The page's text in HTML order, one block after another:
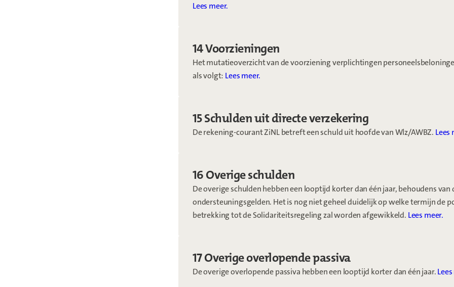
Lees meer.
14 Voorzieningen
Het mutatieoverzicht van de voorziening verplichtingen
als volgt: Lees meer.
15 Schulden uit directe verzekering
De rekening-courant ZiNL betreft een schuld uit hoofde van Wlz/AWBZ. Lees
16 Overige schulden
De overige schulden hebben een looptijd korter dan één jaar, behoudens van
ondersteuningsgelden. Het is nog niet geheel duidelijk op welke termijn de
betrekking tot de Solidariteitsregeling zal worden afgewikkeld. Lees meer.
17 Overige overlopende passiva
De overige overlopende passiva hebben een looptijd korter dan één jaar.